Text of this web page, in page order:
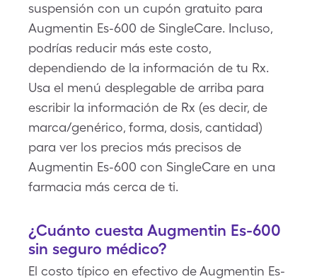
suspensión con un cupón gratuito para
Augmentin Es-600 de SingleCare. Incluso,
podrías reducir más este costo,
dependiendo de la información de tu Rx.
Usa el menú desplegable de arriba para
escribir la información de Rx (es decir, de
marca/genérico, forma, dosis, cantidad)
para ver los precios más precisos de
Augmentin Es-600 con SingleCare en una
farmacia más cerca de ti.
¿Cuánto cuesta Augmentin Es-600
sin seguro médico?
El costo típico en efectivo de Augmentin Es-